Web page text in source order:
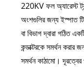
220KV ফল অ্যারেস্ট
অংশগুলির জন্য ইস্পাত
বা বিভাগ দ্বারা গঠিত
কন্ডাক্টরকে সমর্থন করার
সমর্থন কাঠামো। দূরত্বের